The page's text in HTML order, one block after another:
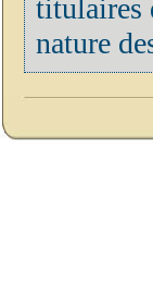
titulaires
nature